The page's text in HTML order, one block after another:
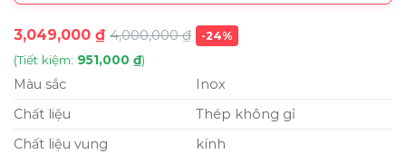
3,049,000 ₫ 4,000,000₫ -24%
(Tiết kiệm: 951,000 ₫)
Màu sắc
Inox
Chất liệu
Thép không gỉ
Chất liệu vung
kính